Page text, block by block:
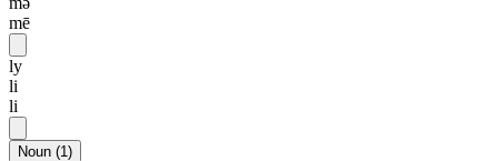
mē
ly
li
li
Noun (1)